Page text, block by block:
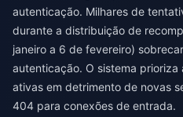
autenticação. Milhares de
durante a distribuição de
janeiro a 6 de fevereiro)
autenticação. O sistema
ativas em detrimento de novas
404 para conexões de entrada.